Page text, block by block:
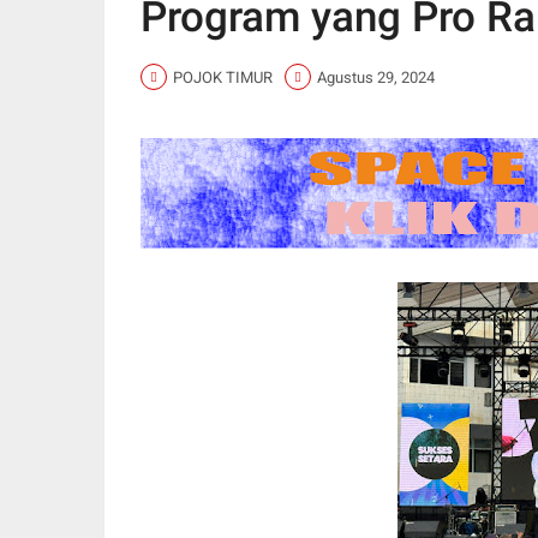
Program yang Pro
POJOK TIMUR Agustus 29, 2024